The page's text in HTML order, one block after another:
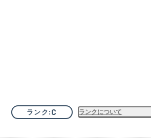
ランク C ランクについて